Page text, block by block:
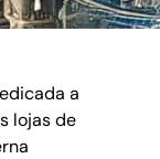
a
lojas de